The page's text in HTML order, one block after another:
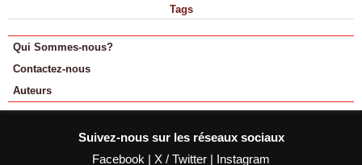
Tags
Qui Sommes-nous?
Contactez-nous
Auteurs
Suivez-nous sur les réseaux sociaux
Facebook | X / Twitter | Instagram